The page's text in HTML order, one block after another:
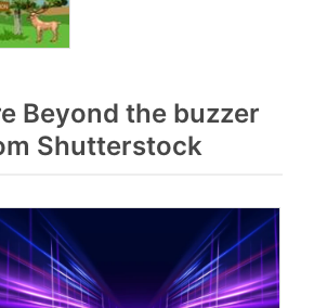
Beyond the buzzer
Shutterstock